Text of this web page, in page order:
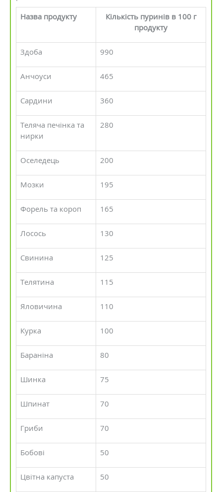
Назва продукту
Кількість пуринів в 100 г
продукту
Здоба 990
Анчоуси 465
Сардини 360
Теляча печінка та
нирки
280
Оселедець 200
Мозки 195
Форель та короп 165
Лосось 130
Свинина 125
Телятина 115
Яловичина 110
Курка 100
Бараніна 80
Шинка 75
Шпинат 70
Гриби 70
Бобові 50
Цвітна капуста 50